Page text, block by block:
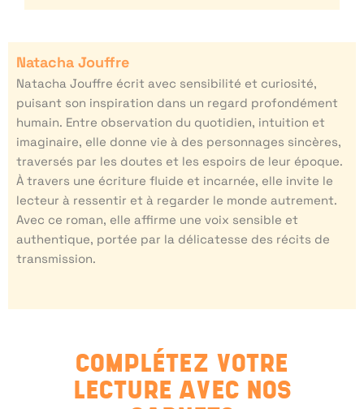
Natacha Jouffre
Natacha Jouffre écrit avec sensibilité et curiosité,
puisant son inspiration dans un regard profondément
humain. Entre observation du quotidien, intuition et
imaginaire, elle donne vie à des personnages sincères,
traversés par les doutes et les espoirs de leur époque.
À travers une écriture fluide et incarnée, elle invite le
lecteur à ressentir et à regarder le monde autrement.
Avec ce roman, elle affirme une voix sensible et
authentique, portée par la délicatesse des récits de
transmission.
COMPLÉTEZ VOTRE
LECTURE AVEC NOS